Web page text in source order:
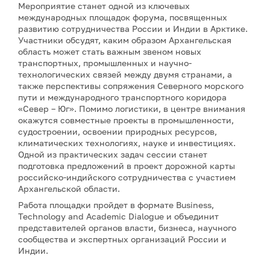
Мероприятие станет одной из ключевых
международных площадок форума, посвященных
развитию сотрудничества России и Индии в Арктике.
Участники обсудят, каким образом Архангельская
область может стать важным звеном новых
транспортных, промышленных и научно-
технологических связей между двумя странами, а
также перспективы сопряжения Северного морского
пути и международного транспортного коридора
«Север – Юг». Помимо логистики, в центре внимания
окажутся совместные проекты в промышленности,
судостроении, освоении природных ресурсов,
климатических технологиях, науке и инвестициях.
Одной из практических задач сессии станет
подготовка предложений в проект дорожной карты
российско-индийского сотрудничества с участием
Архангельской области.
Работа площадки пройдет в формате Business,
Technology and Academic Dialogue и объединит
представителей органов власти, бизнеса, научного
сообщества и экспертных организаций России и
Индии.